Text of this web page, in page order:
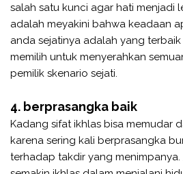
salah satu kunci agar hati menjadi
adalah meyakini bahwa keadaan
anda sejatinya adalah yang
memilih untuk menyerahkan
pemilik skenario sejati.
4. berprasangka baik
Kadang sifat ikhlas bisa memudar
karena sering kali berprasangka
terhadap takdir yang menimpanya.